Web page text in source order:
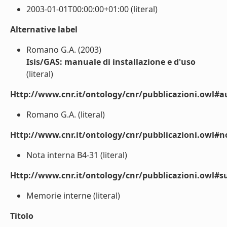
2003-01-01T00:00:00+01:00 (literal)
Alternative label
Romano G.A. (2003)
Isis/GAS: manuale di installazione e d'uso
(literal)
Http://www.cnr.it/ontology/cnr/
Romano G.A. (literal)
Http://www.cnr.it/ontology/cnr/
Nota interna B4-31 (literal)
Http://www.cnr.it/ontology/cnr/
Memorie interne (literal)
Titolo